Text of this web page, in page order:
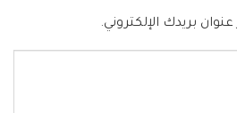
بريدك الإلكتروني.